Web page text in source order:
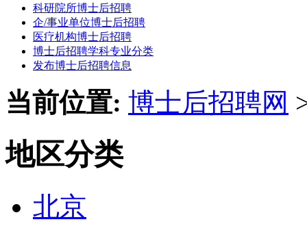
科研院所博士后招聘
企/事业单位博士后招聘
医疗机构博士后招聘
博士后招聘学科专业分类
发布博士后招聘信息
当前位置: 博士后招聘网
地区分类
北京